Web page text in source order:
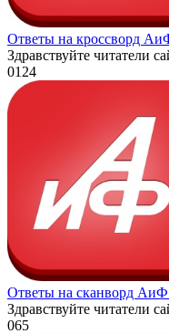
Ответы на кроссворд
Здравствуйте читатели
0124
Ответы на сканворд АиФ
Здравствуйте читатели
065